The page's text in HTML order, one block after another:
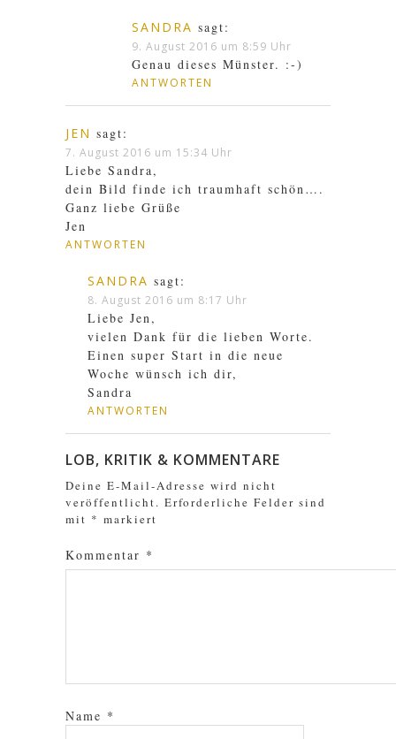
SANDRA sagt:
9. August 2016 um 8:59 Uhr
Genau dieses Münster. :-)
ANTWORTEN
JEN sagt:
7. August 2016 um 15:34 Uhr
Liebe Sandra,
dein Bild finde ich traumhaft schön….
Ganz liebe Grüße
Jen
ANTWORTEN
SANDRA sagt:
8. August 2016 um 8:17 Uhr
Liebe Jen,
vielen Dank für die lieben Worte.
Einen super Start in die neue
Woche wünsch ich dir,
Sandra
ANTWORTEN
LOB, KRITIK & KOMMENTARE
Deine E-Mail-Adresse wird nicht
veröffentlicht. Erforderliche Felder sind
mit * markiert
Kommentar *
Name *